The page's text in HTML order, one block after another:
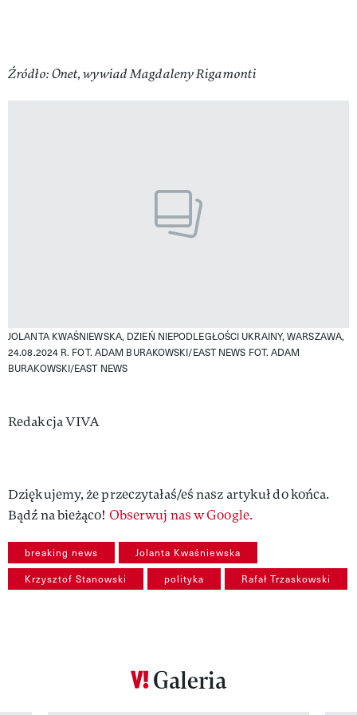
Źródło: Onet, wywiad Magdaleny Rigamonti
JOLANTA KWAŚNIEWSKA, DZIEŃ NIEPODLEGŁOŚCI UKRAINY, WARSZAWA,
24.08.2024 R. FOT. ADAM BURAKOWSKI/EAST NEWS FOT. ADAM
BURAKOWSKI/EAST NEWS
Authors
Redakcja VIVA
Dziękujemy, że przeczytałaś/eś nasz artykuł do końca.
Bądź na bieżąco! Obserwuj nas w Google.
breaking news Jolanta Kwaśniewska
Krzysztof Stanowski polityka Rafał Trzaskowski
Galeria